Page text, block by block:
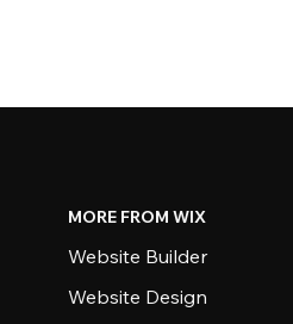
MORE FROM WIX
Website Builder
Website Design